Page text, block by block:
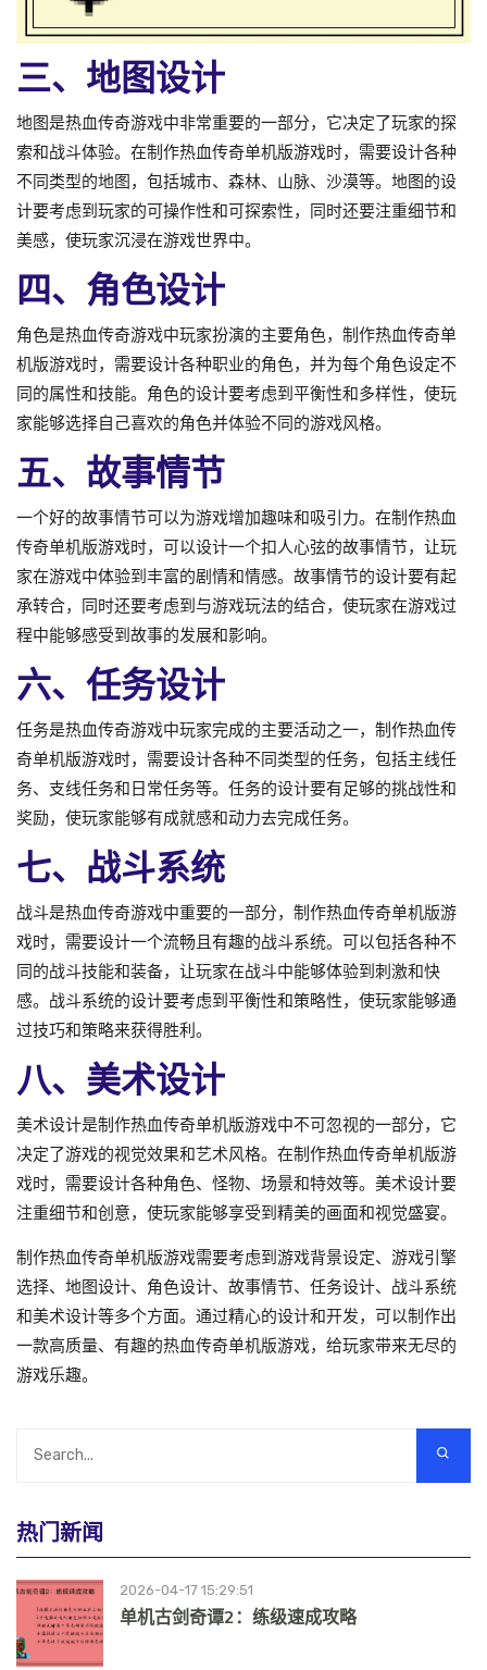
三、地图设计
地图是热血传奇游戏中非常重要的一部分，它决定了玩家的探
索和战斗体验。在制作热血传奇单机版游戏时，需要设计各种
不同类型的地图，包括城市、森林、山脉、沙漠等。地图的设
计要考虑到玩家的可操作性和可探索性，同时还要注重细节和
美感，使玩家沉浸在游戏世界中。
四、角色设计
角色是热血传奇游戏中玩家扮演的主要角色，制作热血传奇单
机版游戏时，需要设计各种职业的角色，并为每个角色设定不
同的属性和技能。角色的设计要考虑到平衡性和多样性，使玩
家能够选择自己喜欢的角色并体验不同的游戏风格。
五、故事情节
一个好的故事情节可以为游戏增加趣味和吸引力。在制作热血
传奇单机版游戏时，可以设计一个扣人心弦的故事情节，让玩
家在游戏中体验到丰富的剧情和情感。故事情节的设计要有起
承转合，同时还要考虑到与游戏玩法的结合，使玩家在游戏过
程中能够感受到故事的发展和影响。
六、任务设计
任务是热血传奇游戏中玩家完成的主要活动之一，制作热血传
奇单机版游戏时，需要设计各种不同类型的任务，包括主线任
务、支线任务和日常任务等。任务的设计要有足够的挑战性和
奖励，使玩家能够有成就感和动力去完成任务。
七、战斗系统
战斗是热血传奇游戏中重要的一部分，制作热血传奇单机版游
戏时，需要设计一个流畅且有趣的战斗系统。可以包括各种不
同的战斗技能和装备，让玩家在战斗中能够体验到刺激和快
感。战斗系统的设计要考虑到平衡性和策略性，使玩家能够通
过技巧和策略来获得胜利。
八、美术设计
美术设计是制作热血传奇单机版游戏中不可忽视的一部分，它
决定了游戏的视觉效果和艺术风格。在制作热血传奇单机版游
戏时，需要设计各种角色、怪物、场景和特效等。美术设计要
注重细节和创意，使玩家能够享受到精美的画面和视觉盛宴。
制作热血传奇单机版游戏需要考虑到游戏背景设定、游戏引擎
选择、地图设计、角色设计、故事情节、任务设计、战斗系统
和美术设计等多个方面。通过精心的设计和开发，可以制作出
一款高质量、有趣的热血传奇单机版游戏，给玩家带来无尽的
游戏乐趣。
热门新闻
2026-04-17 15:29:51
单机古剑奇谭2：练级速成攻略